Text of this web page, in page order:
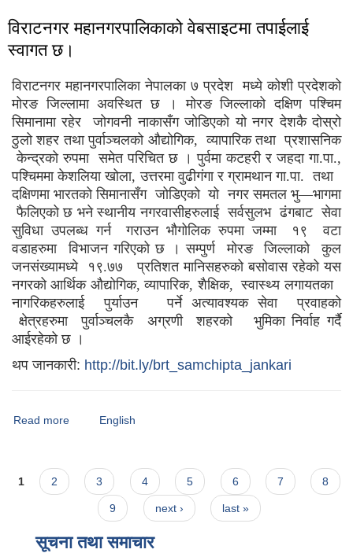
विराटनगर महानगरपालिकाको वेबसाइटमा तपाईलाई
स्वागत छ।
विराटनगर महानगरपालिका नेपालका ७ प्रदेश मध्ये कोशी प्रदेशको
मोरङ जिल्लामा अवस्थित छ । मोरङ जिल्लाको दक्षिण पश्चिम
सिमानामा रहेर जोगवनी नाकासँग जोडिएको यो नगर देशकै दोस्रो
ठुलो शहर तथा पुर्वाञ्चलको औद्योगिक, व्यापारिक तथा प्रशासनिक
केन्द्रको रुपमा समेत परिचित छ । पुर्वमा कटहरी र जहदा गा.पा.,
पश्चिममा केशलिया खोला, उत्तरमा वुढीगंगा र ग्रामथान गा.पा. तथा
दक्षिणमा भारतको सिमानासँग जोडिएको यो नगर समतल भु—भागमा
फैलिएको छ भने स्थानीय नगरवासीहरुलाई सर्वसुलभ ढंगबाट सेवा
सुविधा उपलब्ध गर्न गराउन भौगोलिक रुपमा जम्मा १९ वटा
वडाहरुमा विभाजन गरिएको छ । सम्पुर्ण मोरङ जिल्लाको कुल
जनसंख्यामध्ये १९.७७ प्रतिशत मानिसहरुको बसोवास रहेको यस
नगरको आर्थिक औद्योगिक, व्यापारिक, शैक्षिक, स्वास्थ्य लगायतका
नागरिकहरुलाई पुर्याउन पर्ने अत्यावश्यक सेवा प्रवाहको
क्षेत्रहरुमा पुर्वाञ्चलकै अग्रणी शहरको भुमिका ​निर्वाह गर्दै
आईरहेको छ ।
थप जानकारी: http://bit.ly/brt_samchipta_jankari
Read more about विराटनगर महानगरपालिकाको वेबसाइटमा तपाईलाई स्वागत छ।
English
Pages
1 2 3 4 5 6 7 8
9 next › last »
सूचना तथा समाचार